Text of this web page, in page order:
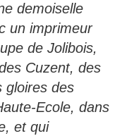
demoiselle
un imprimeur
de Jolibois,
Cuzent, des
gloires des
Ecole, dans
et qui